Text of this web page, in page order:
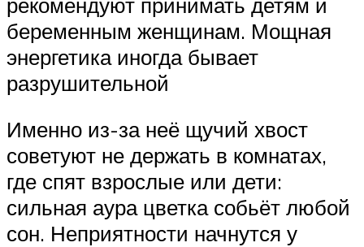
беременным женщинам. Мощная
энергетика иногда бывает
разрушительной
Именно из-за неё щучий хвост
советуют не держать в комнатах,
где спят взрослые или дети:
сильная аура цветка собьёт любой
сон. Неприятности начнутся у